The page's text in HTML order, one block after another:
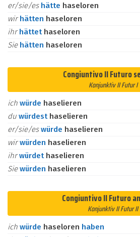
er/sie/es hätte haseloren
wirhätten haseloren
ihrhättet haseloren
Sie hätten haseloren
Congiuntivo II Futuro
Konjunktiv II Futur I
ich würde haselieren
du würdest haselieren
er/sie/eswürde haselieren
wirwürden haselieren
ihrwürdet haselieren
Siewürden haselieren
Congiuntivo II Futuro
Konjunktiv II Futur II
ich würde haseloren haben